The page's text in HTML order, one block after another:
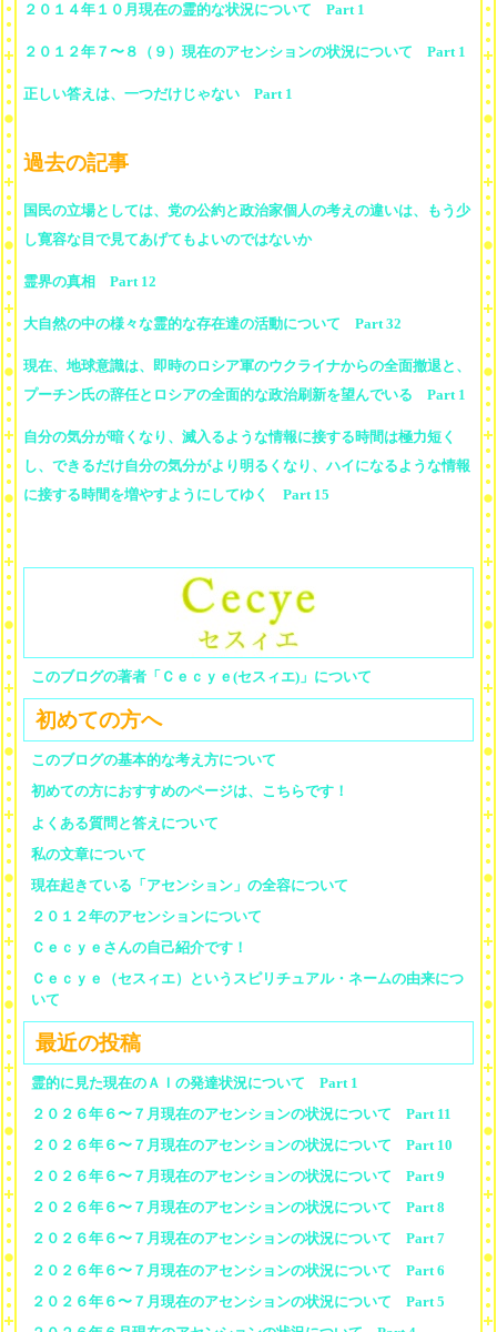
２０１４年１０月現在の霊的な状況について Part 1
２０１２年７〜８（９）現在のアセンションの状況について Part 1
正しい答えは、一つだけじゃない Part 1
過去の記事
国民の立場としては、党の公約と政治家個人の考えの違いは、もう少
し寛容な目で見てあげてもよいのではないか
霊界の真相 Part 12
大自然の中の様々な霊的な存在達の活動について Part 32
現在、地球意識は、即時のロシア軍のウクライナからの全面撤退と、
プーチン氏の辞任とロシアの全面的な政治刷新を望んでいる Part 1
自分の気分が暗くなり、滅入るような情報に接する時間は極力短く
し、できるだけ自分の気分がより明るくなり、ハイになるような情報
に接する時間を増やすようにしてゆく Part 15
このブログの著者「Ｃｅｃｙｅ(セスィエ)」について
初めての方へ
このブログの基本的な考え方について
初めての方におすすめのページは、こちらです！
よくある質問と答えについて
私の文章について
現在起きている「アセンション」の全容について
２０１２年のアセンションについて
Ｃｅｃｙｅさんの自己紹介です！
Ｃｅｃｙｅ（セスィエ）というスピリチュアル・ネームの由来につ
いて
最近の投稿
霊的に見た現在のＡＩの発達状況について Part 1
２０２６年６〜７月現在のアセンションの状況について Part 11
２０２６年６〜７月現在のアセンションの状況について Part 10
２０２６年６〜７月現在のアセンションの状況について Part 9
２０２６年６〜７月現在のアセンションの状況について Part 8
２０２６年６〜７月現在のアセンションの状況について Part 7
２０２６年６〜７月現在のアセンションの状況について Part 6
２０２６年６〜７月現在のアセンションの状況について Part 5